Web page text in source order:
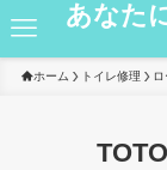
あなた
ホーム トイレ修理